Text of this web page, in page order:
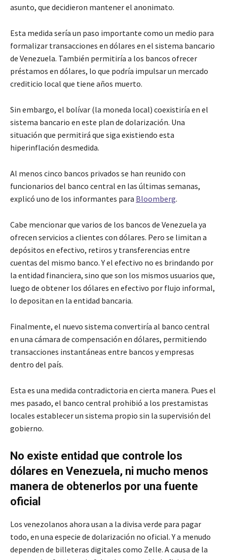
asunto, que decidieron mantener el anonimato.
Esta medida sería un paso importante como un medio para
formalizar transacciones en dólares en el sistema bancario
de Venezuela. También permitiría a los bancos ofrecer
préstamos en dólares, lo que podría impulsar un mercado
crediticio local que tiene años muerto.
Sin embargo, el bolívar (la moneda local) coexistiría en el
sistema bancario en este plan de dolarización. Una
situación que permitirá que siga existiendo esta
hiperinflación desmedida.
Al menos cinco bancos privados se han reunido con
funcionarios del banco central en las últimas semanas,
explicó uno de los informantes para Bloomberg.
Cabe mencionar que varios de los bancos de Venezuela ya
ofrecen servicios a clientes con dólares. Pero se limitan a
depósitos en efectivo, retiros y transferencias entre
cuentas del mismo banco. Y el efectivo no es brindando por
la entidad financiera, sino que son los mismos usuarios que,
luego de obtener los dólares en efectivo por flujo informal,
lo depositan en la entidad bancaria.
Finalmente, el nuevo sistema convertiría al banco central
en una cámara de compensación en dólares, permitiendo
transacciones instantáneas entre bancos y empresas
dentro del país.
Esta es una medida contradictoria en cierta manera. Pues el
mes pasado, el banco central prohibió a los prestamistas
locales establecer un sistema propio sin la supervisión del
gobierno.
No existe entidad que controle los
dólares en Venezuela, ni mucho menos
manera de obtenerlos por una fuente
oficial
Los venezolanos ahora usan a la divisa verde para pagar
todo, en una especie de dolarización no oficial. Y a menudo
dependen de billeteras digitales como Zelle. A causa de la